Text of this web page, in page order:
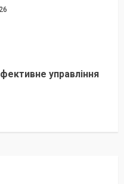
управління